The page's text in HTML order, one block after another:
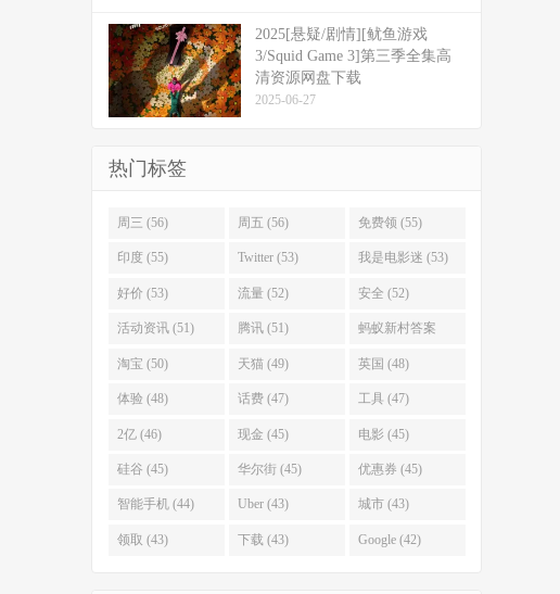
2025[悬疑/剧情][鱿鱼游戏
3/Squid Game 3]第三季全集高
清资源网盘下载
2025-06-27
热门标签
周三 (56) 周五 (56) 免费领 (55)
印度 (55) Twitter (53) 我是电影迷 (53)
好价 (53) 流量 (52) 安全 (52)
活动资讯 (51) 腾讯 (51) 蚂蚁新村答案
(51)
淘宝 (50) 天猫 (49) 英国 (48)
体验 (48) 话费 (47) 工具 (47)
2亿 (46) 现金 (45) 电影 (45)
硅谷 (45) 华尔街 (45) 优惠券 (45)
智能手机 (44) Uber (43) 城市 (43)
领取 (43) 下载 (43) Google (42)